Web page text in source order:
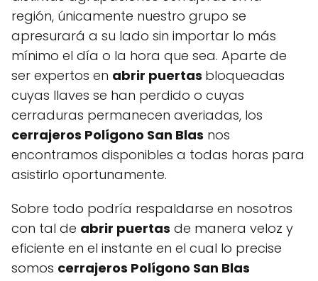
región, únicamente nuestro grupo se
apresurará a su lado sin importar lo más
mínimo el día o la hora que sea. Aparte de
ser expertos en abrir puertas bloqueadas
cuyas llaves se han perdido o cuyas
cerraduras permanecen averiadas, los
cerrajeros Polígono San Blas nos
encontramos disponibles a todas horas para
asistirlo oportunamente.
Sobre todo podría respaldarse en nosotros
con tal de abrir puertas de manera veloz y
eficiente en el instante en el cual lo precise
somos cerrajeros Polígono San Blas